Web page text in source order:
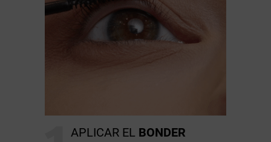
APLICAR EL BONDER